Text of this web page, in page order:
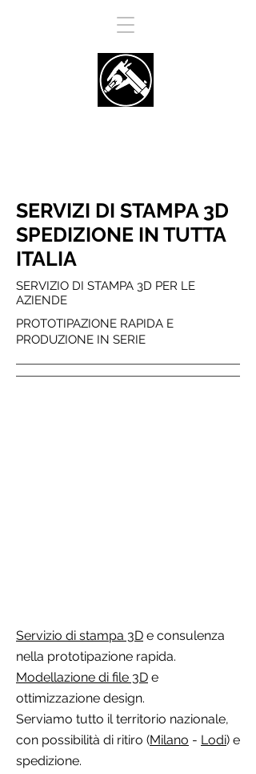
SERVIZI DI STAMPA 3D
SPEDIZIONE IN TUTTA
ITALIA
SERVIZIO DI STAMPA 3D PER LE
AZIENDE
PROTOTIPAZIONE RAPIDA E
PRODUZIONE IN SERIE
Servizio di stampa 3D e consulenza
nella prototipazione rapida.
Modellazione di file 3D e
ottimizzazione design.
Serviamo tutto il territorio nazionale,
con possibilità di ritiro (Milano - Lodi) e
spedizione.